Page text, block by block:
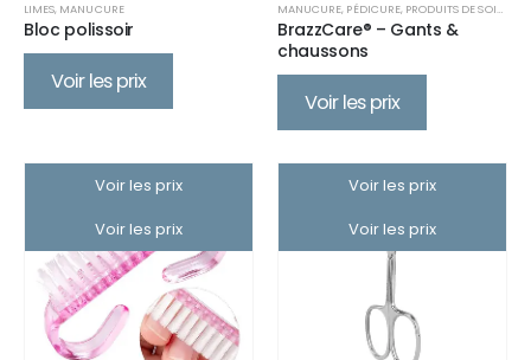
LIMES, MANUCURE
Bloc polissoir
Voir les prix
MANUCURE, PÉDICURE, PRODUITS DE SOIN
BrazzCare® – Gants &
chaussons
Voir les prix
Voir les prix
Voir les prix
Voir les prix
Voir les prix